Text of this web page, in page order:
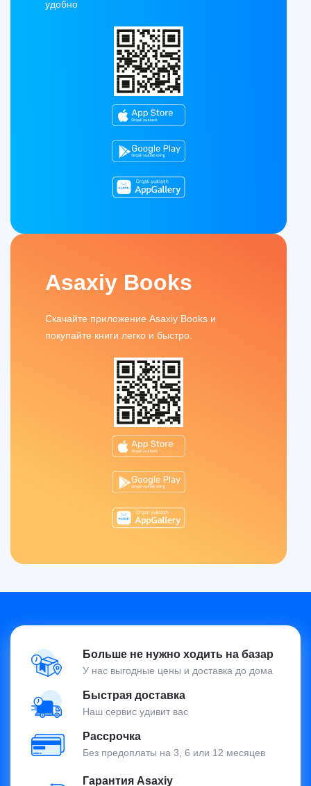
удобно
Asaxiy Books
Скачайте приложение Asaxiy Books и
покупайте книги легко и быстро.
Больше не нужно ходить на базар
У нас выгодные цены и доставка до дома
Быстрая доставка
Наш сервис удивит вас
Рассрочка
Без предоплаты на 3, 6 или 12 месяцев
Гарантия Asaxiy